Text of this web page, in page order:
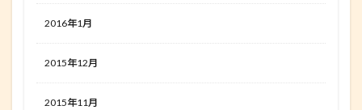
2016年1月
2015年12月
2015年11月